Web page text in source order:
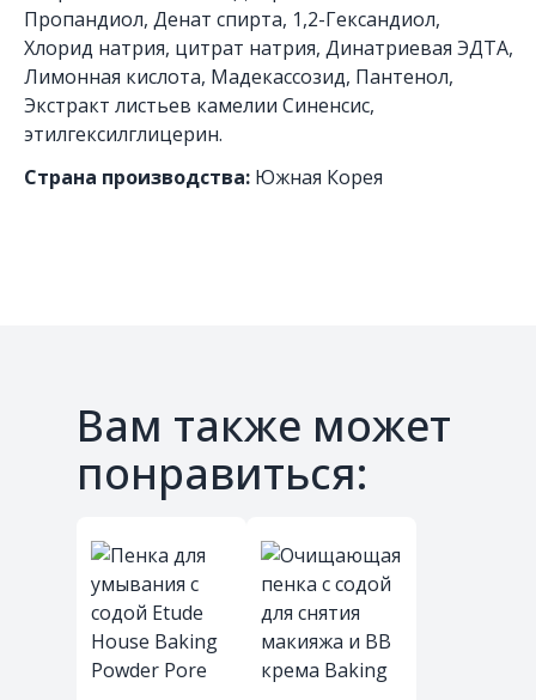
Пропандиол, Денат спирта, 1,2-Гександиол,
Хлорид натрия, цитрат натрия, Динатриевая ЭДТА,
Лимонная кислота, Мадекассозид, Пантенол,
Экстракт листьев камелии Синенсис,
этилгексилглицерин.
Страна производства:Южная Корея
Вам также может
понравиться: